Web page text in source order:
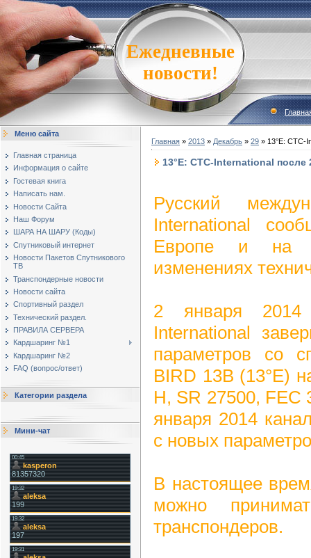
Ежедневные
новости!
Меню сайта
Главная страница
Информация о сайте
Гостевая книга
Написать нам.
Новости Сайта
Наш Форум
ШАРА НА ШАРУ (Коды)
Спутниковый интернет
Новости Пакетов Спутникового
ТВ
Транспондерные новости
Новости сайта
Спортивный раздел
Технический раздел.
ПРАВИЛА СЕРВЕРА
Кардшаринг №1
Кардшаринг №2
FAQ (вопрос/ответ)
Категории раздела
Мини-чат
Главная » 2013 » Декабрь » 29 » 13°E: СТС-
13°E: СТС-International после
Русский
International
Европе и на
изменениях
2 января 2014
International
параметров со
BIRD 13В (13°E)
H, SR 27500, FEC
января 2014
с новых
В настоящее
можно
транспондеров.